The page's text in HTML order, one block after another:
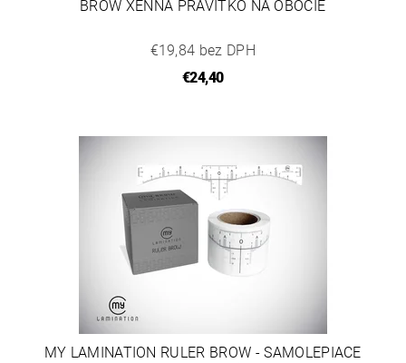
BROW XENNA PRAVÍTKO NA OBOČIE
€19,84 bez DPH
€24,40
MY LAMINATION RULER BROW - SAMOLEPIACE